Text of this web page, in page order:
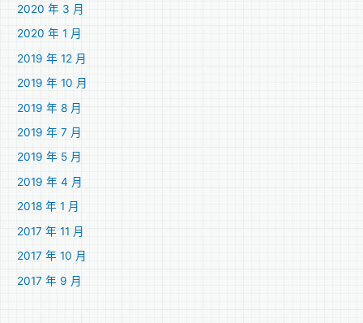
2020 年 3 月
2020 年 1 月
2019 年 12 月
2019 年 10 月
2019 年 8 月
2019 年 7 月
2019 年 5 月
2019 年 4 月
2018 年 1 月
2017 年 11 月
2017 年 10 月
2017 年 9 月